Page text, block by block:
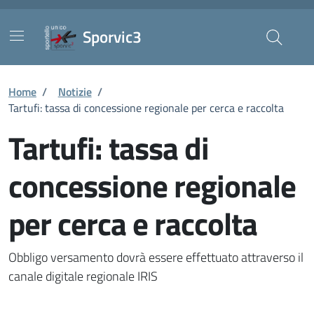
Sporvic3
Home / Notizie /
Tartufi: tassa di concessione regionale per cerca e raccolta
Tartufi: tassa di
concessione regionale
per cerca e raccolta
Dettaglio della notizia
Obbligo versamento dovrà essere effettuato attraverso il
canale digitale regionale IRIS